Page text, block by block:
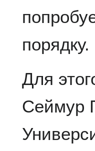
порядку.
Для
Сеймур